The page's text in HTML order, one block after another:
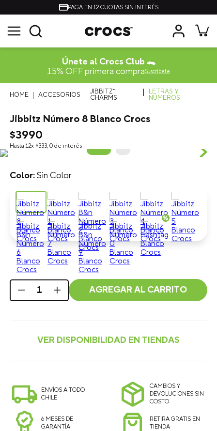
Únete al Crocs Club 🐊
15% OFF primera compraSuscríbete
ACCESORIOS
JIBBITZ™
CHARMS
LETRAS Y
NÚMEROS
Jibbitz Número 8 Blanco Crocs
$3990
Hasta 12x $333, 0 de interés
Sin Color
AGREGAR AL CARRITO
ENVÍOS A TODO
CHILE
CAMBIOS Y
DEVOLUCIONES SIN
COSTO
6 MESES DE
GARANTÍA
RETIRA GRATIS EN
TIENDA